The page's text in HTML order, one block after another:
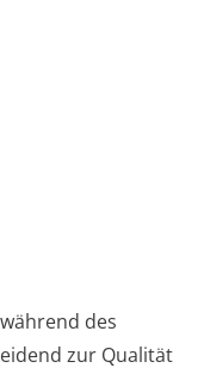
des
zur Qualität